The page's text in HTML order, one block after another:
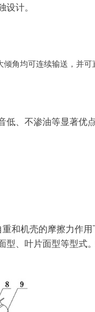
计。
角均可连续输送，并
、不渗油等显著优点
和机壳的摩擦力作
、叶片面型等型式